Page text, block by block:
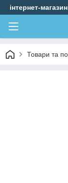
інтернет-
Товари та